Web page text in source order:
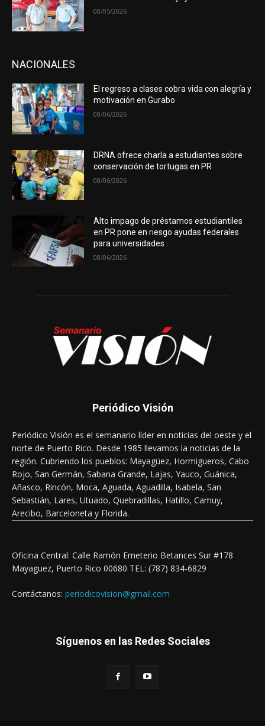
08/05/2026
NACIONALES
El regreso a clases cobra vida con alegría y
motivación en Gurabo
08/06/2026
DRNA ofrece charla a estudiantes sobre
conservación de tortugas en PR
08/06/2026
Alto impago de préstamos estudiantiles
en PR pone en riesgo ayudas federales
para universidades
08/06/2026
Periódico Visión
Periódico Visión es el semanario líder en noticias del oeste y el
norte de Puerto Rico. Desde 1985 llevamos la noticias de la
región. Cubriendo los pueblos: Mayagüez, Hormigueros, Cabo
Rojo, San Germán, Sabana Grande, Lajas, Yauco, Guánica,
Añasco, Rincón, Moca, Aguada, Aguadilla, Isabela, San
Sebastián, Lares, Utuado, Quebradillas, Hatillo, Camuy,
Arecibo, Barceloneta y Florida.
Oficina Central: Calle Ramón Emeterio Betances Sur #178
Mayaguez, Puerto Rico 00680 TEL: (787) 834-6829
Contáctanos: periodicovision@gmail.com
Síguenos en las Redes Sociales